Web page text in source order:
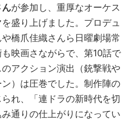
んが参加し、重厚なオーケス
盛り上げました。プロデュ
橋爪佳織さんら日曜劇場常
映画さながらで、第10話で
アクション演出（銃撃戦や
）は圧巻でした。制作陣の
れ、「連ドラの新時代を切
通りの仕上がりになってい